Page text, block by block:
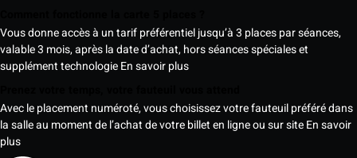
Vous donne accès à un tarif préférentiel jusqu’à 3 places par séances,
valable 3 mois, après la date d’achat, hors séances spéciales et
supplément technologieEn savoir plus
Avec le placement numéroté, vous choisissez votre fauteuil préféré dans
la salle au moment de l’achat de votre billet en ligne ou sur siteEn savoir
plus